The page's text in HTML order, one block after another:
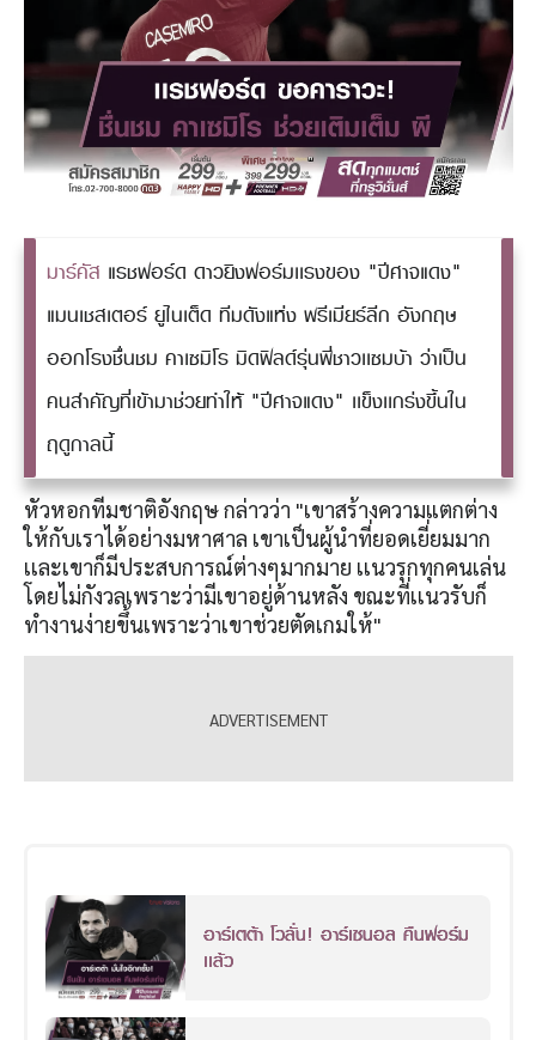
มาร์คัส แรชฟอร์ด ดาวยิงฟอร์มเเรงของ "ปีศาจแดง"
แมนเชสเตอร์ ยูไนเต็ด ทีมดังแห่ง พรีเมียร์ลีก อังกฤษ
ออกโรงชื่นชม คาเซมิโร มิดฟิลด์รุ่นพี่ชาวเเซมบ้า ว่าเป็น
คนสำคัญที่เข้ามาช่วยทำให้ "ปีศาจแดง" เเข็งเเกร่งขึ้นใน
ฤดูกาลนี้
หัวหอกทีมชาติอังกฤษ กล่าวว่า "เขาสร้างความแตกต่าง
ให้กับเราได้อย่างมหาศาล เขาเป็นผู้นำที่ยอดเยี่ยมมาก
เเละเขาก็มีประสบการณ์ต่างๆมากมาย เเนวรุกทุกคนเล่น
โดยไม่กังวลเพราะว่ามีเขาอยู่ด้านหลัง ขณะที่เเนวรับก็
ทำงานง่ายขึ้นเพราะว่าเขาช่วยตัดเกมให้"
อาร์เตต้า โวลั่น! อาร์เซนอล คืนฟอร์ม
เเล้ว